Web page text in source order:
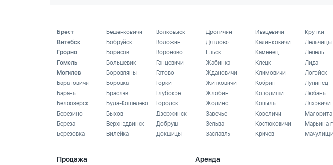
Брест
Витебск
Гродно
Гомель
Могилев
Барановичи
Барань
Белоозёрск
Березино
Береза
Березовка
Бешенковичи
Бобруйск
Борисов
Большевик
Боровляны
Боровка
Браслав
Буда-Кошелево
Быхов
Верхнедвинск
Вилейка
Волковыск
Воложин
Вороново
Ганцевичи
Гатово
Горки
Глубокое
Городок
Дзержинск
Добруш
Докшицы
Дрогичин
Дятлово
Ельск
Жабинка
Ждановичи
Житковичи
Жлобин
Жодино
Заречье
Зельва
Заславль
Ивацевичи
Калинковичи
Каменец
Клецк
Климовичи
Кобрин
Колодищи
Копыль
Кореличи
Костюковичи
Кричев
Крупки
Лельчицы
Лепель
Лида
Логойск
Лунинец
Любань
Ляховичи
Малорита
Марьина
Мачулищи
Продажа Аренда